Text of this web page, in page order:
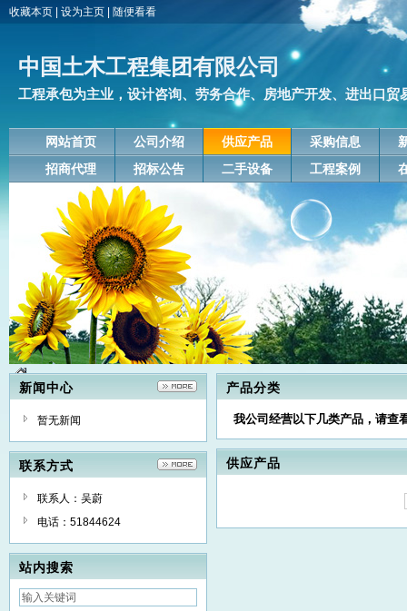
收藏本页 设为主页 随便看看
中国土木工程集团有限公司
工程承包为主业，设计咨询、劳务合作、房地产开发、进出口贸
网站首页 公司介绍 供应产品 采购信息
招商代理
招标公告 二手设备 工程案例
新闻中心
暂无新闻
联系方式
联系人：吴蔚
电话：51844624
站内搜索
产品分类
我公司经营以下几类产品，请查
供应产品